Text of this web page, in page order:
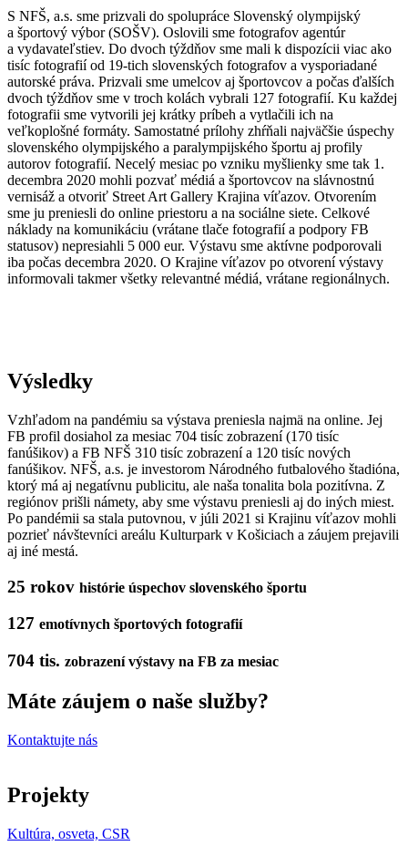
S NFŠ, a.s. sme prizvali do spolupráce Slovenský olympijský
a športový výbor (SOŠV). Oslovili sme fotografov agentúr
a vydavateľstiev. Do dvoch týždňov sme mali k dispozícii viac ako
tisíc fotografií od 19-tich slovenských fotografov a vysporiadané
autorské práva. Prizvali sme umelcov aj športovcov a počas ďalších
dvoch týždňov sme v troch kolách vybrali 127 fotografií. Ku každej
fotografii sme vytvorili jej krátky príbeh a vytlačili ich na
veľkoplošné formáty. Samostatné prílohy zhŕňali najväčšie úspechy
slovenského olympijského a paralympijského športu aj profily
autorov fotografií. Necelý mesiac po vzniku myšlienky sme tak 1.
decembra 2020 mohli pozvať médiá a športovcov na slávnostnú
vernisáž a otvoriť Street Art Gallery Krajina víťazov. Otvorením
sme ju preniesli do online priestoru a na sociálne siete. Celkové
náklady na komunikáciu (vrátane tlače fotografií a podpory FB
statusov) nepresiahli 5 000 eur. Výstavu sme aktívne podporovali
iba počas decembra 2020. O Krajine víťazov po otvorení výstavy
informovali takmer všetky relevantné médiá, vrátane regionálnych.
Výsledky
Vzhľadom na pandémiu sa výstava preniesla najmä na online. Jej
FB profil dosiahol za mesiac 704 tisíc zobrazení (170 tisíc
fanúšikov) a FB NFŠ 310 tisíc zobrazení a 120 tisíc nových
fanúšikov. NFŠ, a.s. je investorom Národného futbalového štadióna,
ktorý má aj negatívnu publicitu, ale naša tonalita bola pozitívna. Z
regiónov prišli námety, aby sme výstavu preniesli aj do iných miest.
Po pandémii sa stala putovnou, v júli 2021 si Krajinu víťazov mohli
pozrieť návštevníci areálu Kulturpark v Košiciach a záujem prejavili
aj iné mestá.
25 rokov histórie úspechov slovenského športu
127 emotívnych športových fotografií
704 tis. zobrazení výstavy na FB za mesiac
Máte záujem o naše služby?
Kontaktujte nás
Projekty
Kultúra, osveta, CSR